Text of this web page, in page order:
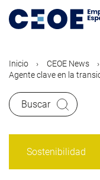
contenido
Inicio CEOE News
Agente clave en la
Buscar
Sostenibilidad